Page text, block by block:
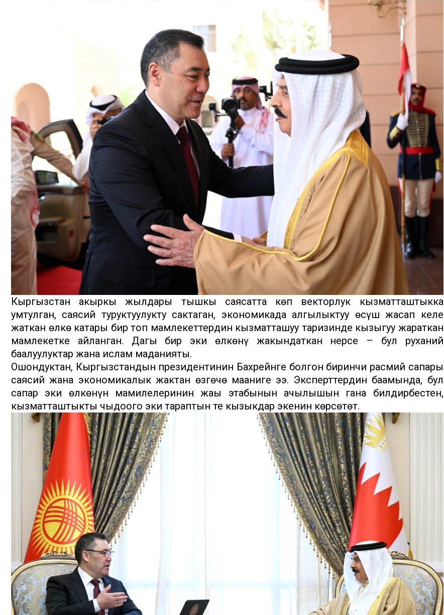
Кыргызстан акыркы жылдары тышкы саясатта көп векторлук кызматташтыкка
умтулган, саясий туруктуулукту сактаган, экономикада алгылыктуу өсүш жасап келе
жаткан өлкө катары бир топ мамлекеттердин кызматташуу таризинде кызыгуу жараткан
мамлекетке айланган. Дагы бир эки өлкөнү жакындаткан нерсе – бул руханий
баалуулуктар жана ислам маданияты.
Ошондуктан, Кыргызстандын президентинин Бахрейнге болгон биринчи расмий сапары
саясий жана экономикалык жактан өзгөчө мааниге ээ. Эксперттердин баамында, бул
сапар эки өлкөнүн мамилелеринин жаңы этабынын ачылышын гана билдирбестен,
кызматташтыкты чыңдоого эки тараптын тең кызыкдар экенин көрсөтөт.